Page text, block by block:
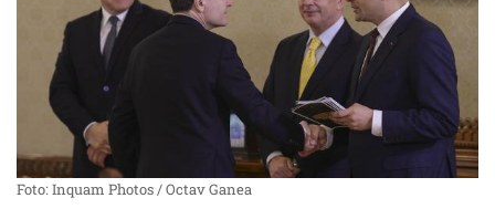
Foto: Inquam Photos / Octav Ganea